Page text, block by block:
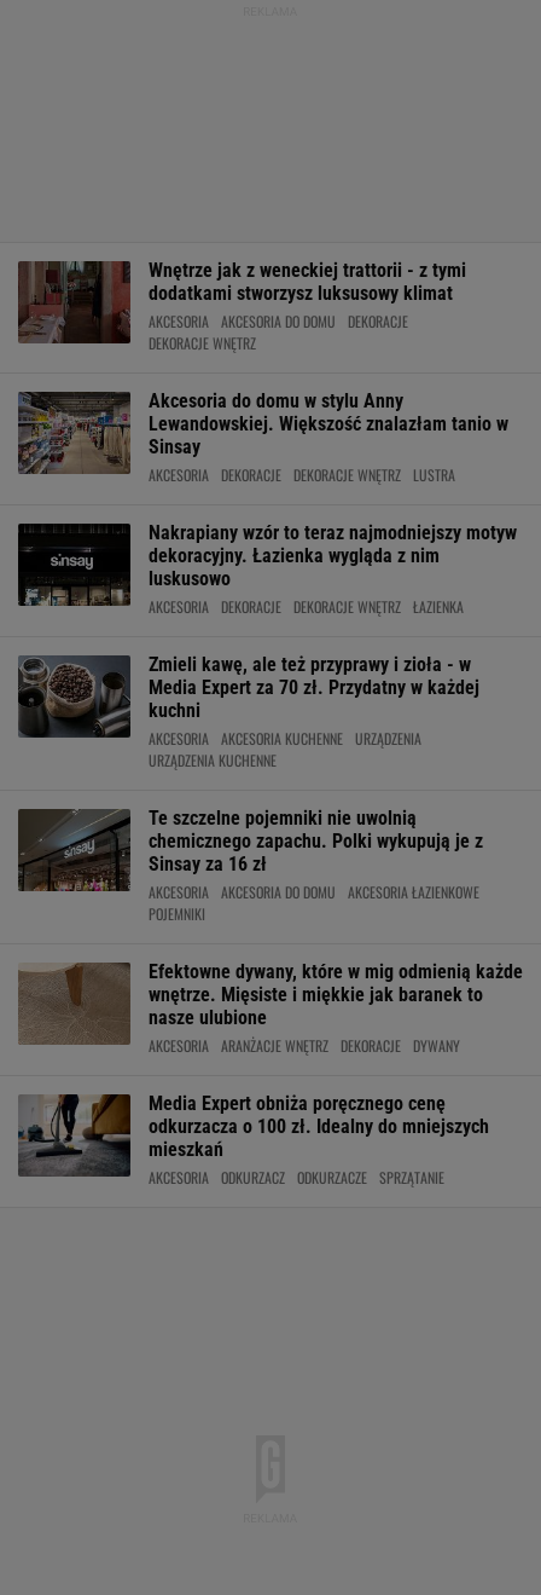
Wnętrze jak z weneckiej trattorii - z tymi
dodatkami stworzysz luksusowy klimat
AKCESORIA AKCESORIA DO DOMU
DEKORACJE
DEKORACJE WNĘTRZ
Akcesoria do domu w stylu Anny
Lewandowskiej. Większość znalazłam tanio w
Sinsay
AKCESORIA DEKORACJE DEKORACJE WNĘTRZ LUSTRA
Nakrapiany wzór to teraz najmodniejszy motyw
dekoracyjny. Łazienka wygląda z nim
luskusowo
AKCESORIA DEKORACJE DEKORACJE WNĘTRZ ŁAZIENKA
Zmieli kawę, ale też przyprawy i zioła - w
Media Expert za 70 zł. Przydatny w każdej
kuchni
AKCESORIA AKCESORIA KUCHENNE
URZĄDZENIA
URZĄDZENIA KUCHENNE
Te szczelne pojemniki nie uwolnią
chemicznego zapachu. Polki wykupują je z
Sinsay za 16 zł
AKCESORIA AKCESORIA DO DOMU
AKCESORIA ŁAZIENKOWE
POJEMNIKI
Efektowne dywany, które w mig odmienią każde
wnętrze. Mięsiste i miękkie jak baranek to
nasze ulubione
AKCESORIA ARANŻACJE WNĘTRZ DEKORACJE DYWANY
Media Expert obniża poręcznego cenę
odkurzacza o 100 zł. Idealny do mniejszych
mieszkań
AKCESORIA ODKURZACZ ODKURZACZE SPRZĄTANIE